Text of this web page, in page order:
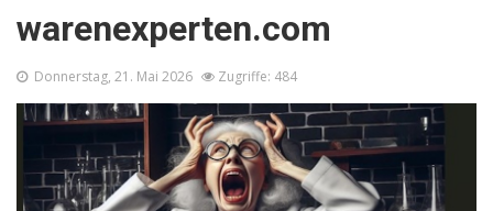
warenexperten.com
Donnerstag, 21. Mai 2026 Zugriffe: 484